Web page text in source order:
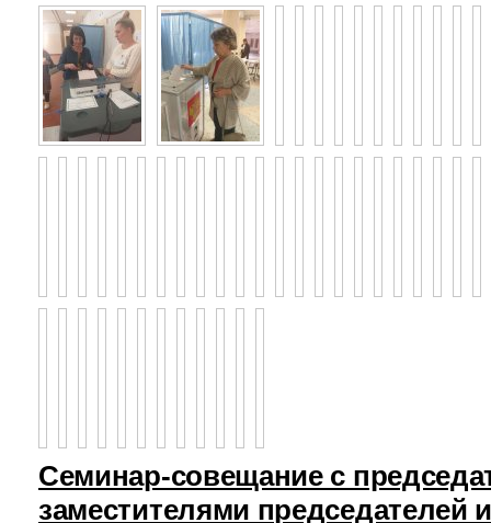
Семинар-совещание с
заместителями председателей